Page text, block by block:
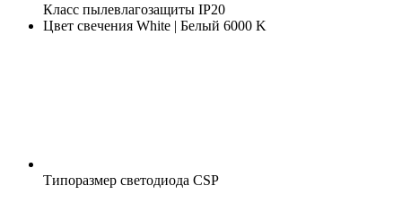
Класс пылевлагозащиты IP20
Цвет свечения White | Белый 6000 K
Типоразмер светодиода CSP